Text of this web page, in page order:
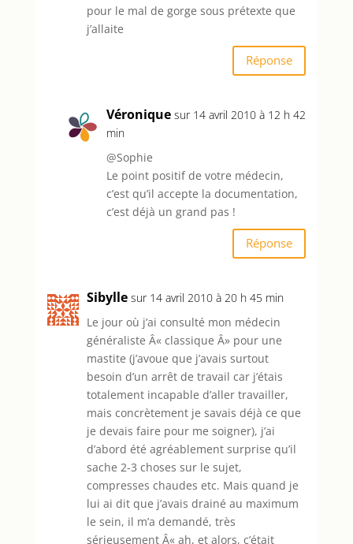
pour le mal de gorge sous prétexte que
j’allaite
Réponse
Véronique sur 14 avril 2010 à 12 h 42
min
@Sophie
Le point positif de votre médecin,
c’est qu’il accepte la documentation,
c’est déjà un grand pas !
Réponse
Sibylle sur 14 avril 2010 à 20 h 45 min
Le jour où j’ai consulté mon médecin
généraliste Â« classique Â» pour une
mastite (j’avoue que j’avais surtout
besoin d’un arrêt de travail car j’étais
totalement incapable d’aller travailler,
mais concrètement je savais déjà ce que
je devais faire pour me soigner), j’ai
d’abord été agréablement surprise qu’il
sache 2-3 choses sur le sujet,
compresses chaudes etc. Mais quand je
lui ai dit que j’avais drainé au maximum
le sein, il m’a demandé, très
sérieusement Â« ah, et alors, c’était